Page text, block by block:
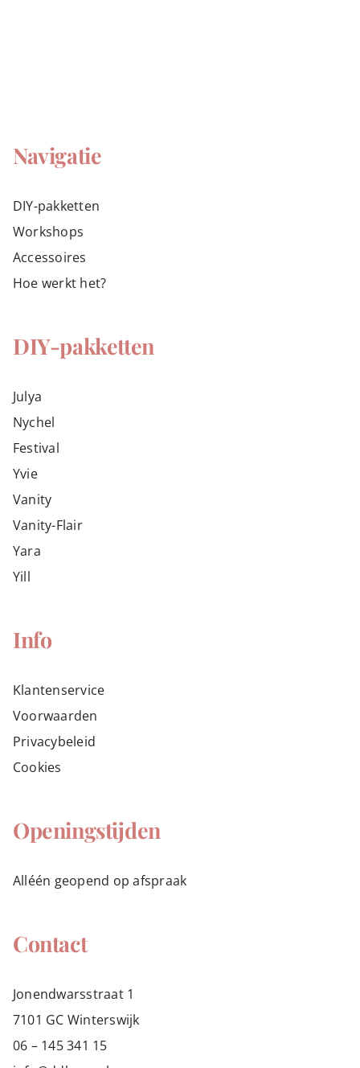
Navigatie
DIY-pakketten
Workshops
Accessoires
Hoe werkt het?
DIY-pakketten
Julya
Nychel
Festival
Yvie
Vanity
Vanity-Flair
Yara
Yill
Info
Klantenservice
Voorwaarden
Privacybeleid
Cookies
Openingstijden
Alléén geopend op afspraak
Contact
Jonendwarsstraat 1
7101 GC Winterswijk
06 – 145 341 15